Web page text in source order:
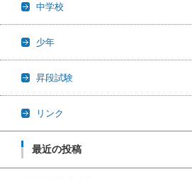
中学校
少年
昇段試験
リンク
最近の投稿